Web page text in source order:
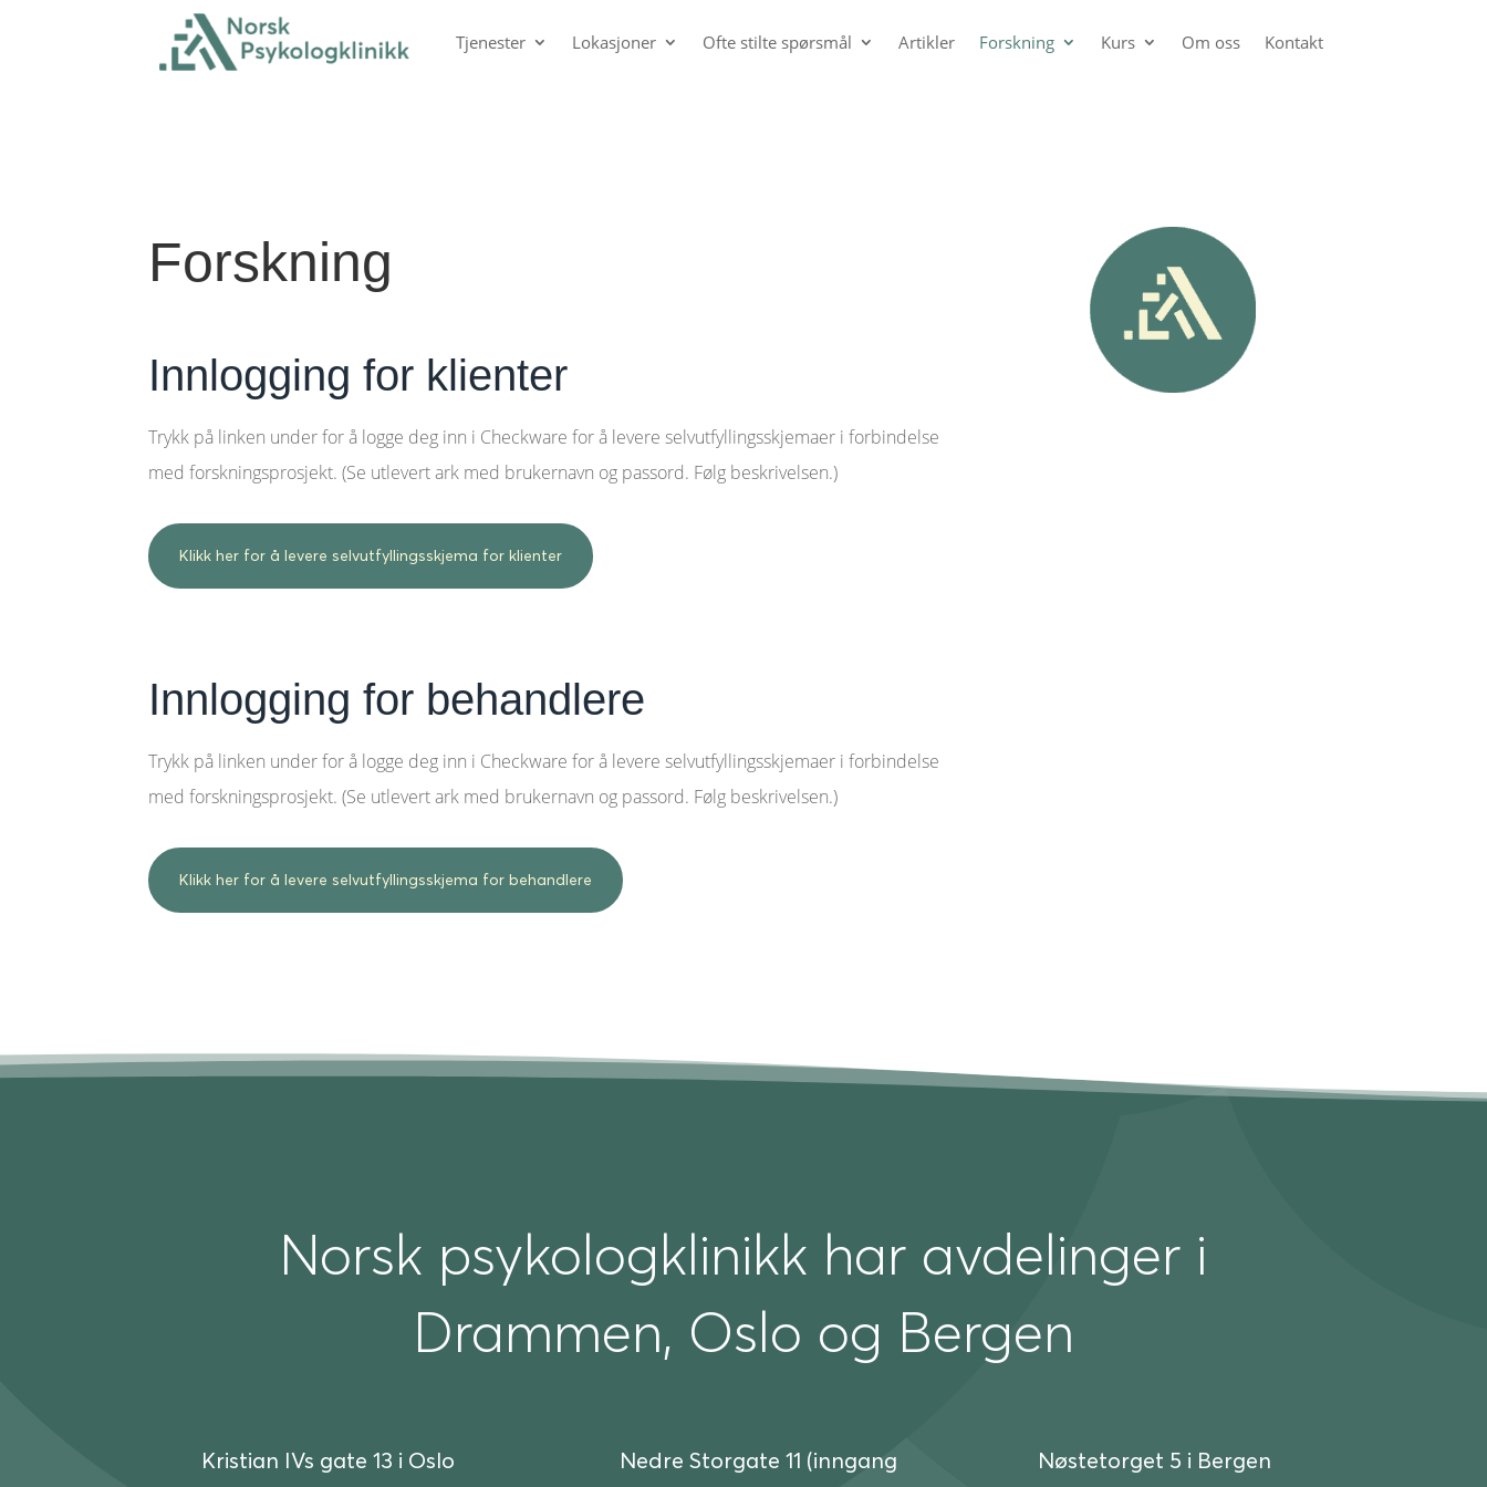
Tjenester Lokasjoner Ofte stilte spørsmål Artikler Forskning Kurs Om oss Kontakt
Forskning
Innlogging for klienter
Trykk på linken under for å logge deg inn i Checkware for å levere selvutfyllingsskjemaer i forbindelse
med forskningsprosjekt. (Se utlevert ark med brukernavn og passord. Følg beskrivelsen.)
Klikk her for å levere selvutfyllingsskjema for klienter
Innlogging for behandlere
Trykk på linken under for å logge deg inn i Checkware for å levere selvutfyllingsskjemaer i forbindelse
med forskningsprosjekt. (Se utlevert ark med brukernavn og passord. Følg beskrivelsen.)
Klikk her for å levere selvutfyllingsskjema for behandlere
Norsk psykologklinikk har avdelinger i
Drammen, Oslo og Bergen
Kristian IVs gate 13 i Oslo
Nedre Storgate 11 (inngang
Nøstetorget 5 i Bergen